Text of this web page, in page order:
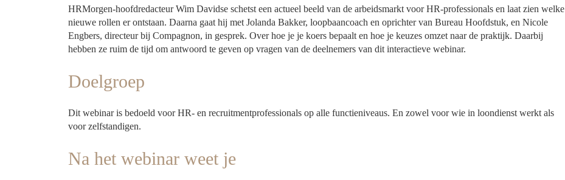
HRMorgen-hoofdredacteur Wim Davidse schetst een actueel beeld van de arbeidsmarkt voor HR-professionals en laat zien welke
nieuwe rollen er ontstaan. Daarna gaat hij met Jolanda Bakker, loopbaancoach en oprichter van Bureau Hoofdstuk, en Nicole
Engbers, directeur bij Compagnon, in gesprek. Over hoe je je koers bepaalt en hoe je keuzes omzet naar de praktijk. Daarbij
hebben ze ruim de tijd om antwoord te geven op vragen van de deelnemers van dit interactieve webinar.
Doelgroep
Dit webinar is bedoeld voor HR- en recruitmentprofessionals op alle functieniveaus. En zowel voor wie in loondienst werkt als
voor zelfstandigen.
Na het webinar weet je